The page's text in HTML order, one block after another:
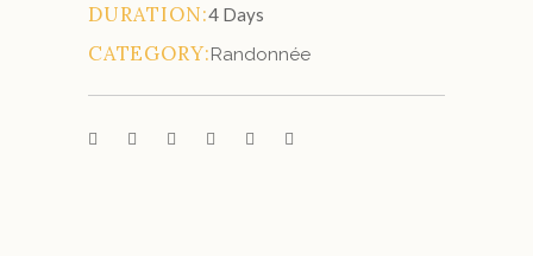
DURATION:4 Days
CATEGORY:Randonnée